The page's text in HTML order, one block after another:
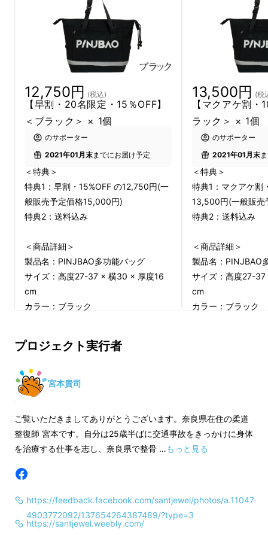
今回ご紹介する「PINJBAO多功能バッグ」
が、そのお悩みを解決します！
① 様々なシーンで活躍する多功能バッグ
②
③ バイク、自転車に取り付けができる
④ 大容量の収納スペース
「PINJBAO多功能バッグ」はこんなにも嬉し
いポイントが盛りだくさん！
12,750円 (税込)
【早割・20名限定・15％OFF】
＜ブラック＞ × 1個
のサポーター
2021年01月末までにお届け予定
＜特典＞
特典1：早割・15%OFF の12,750円(一
般販売予定価格15,000円)
特典2：送料込み
＜商品詳細＞
製品名：PINJBAO多功能バッグ
サイズ：高度27-37 × 横30 × 厚度16
cm
カラー：ブラック
※ブラックとグレーでは機能面が異な
ロジェクトページ本文をご確認くださ
い。
＜保証期間＞
商品受け取り日から１ヶ月間（初期不
良のみ対象）
※使用感等に関する返品・返金はお受
けいたしかねます。
13,500円 (税
【マクアケ割・
ラック＞ × 1個
のサポーター
2021年01月末
＜特典＞
特典1：マクアケ割
13,500円(一般販
特典2：送料込み
＜商品詳細＞
製品名：PINJBAO
サイズ：高度27-
cm
カラー：ブラック
＜保証期間＞
商品受け取り日か
良のみ対象）
※使用感等に関する
けいたしかねます。
プロジェクト実行者
宮本貴司
ご覧いただきましてありがとうございます。奈良県在住の柔道
整復師 宮本です。自分は25歳半ばに交通事故をきっかけに身体
を治療する仕事を志し、奈良県で整骨 …もっと見る
https://feedback.facebook.com/santjewel/photos/a.11047
4903772092/137654264387489/?type=3
https://santjewel.weebly.com/